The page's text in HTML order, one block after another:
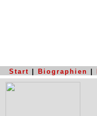
Start Biographien